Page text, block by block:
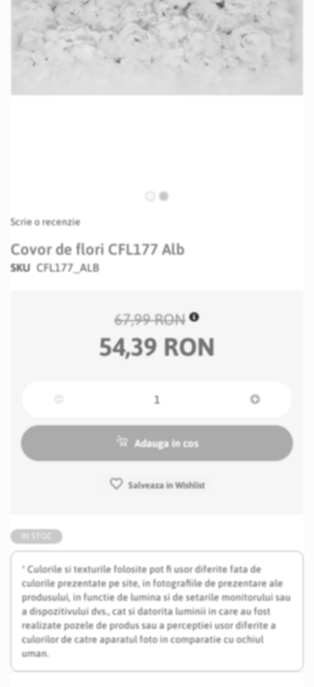
to
beginning
of
Scrie o recenzie
Covor de flori CFL177 Alb
SKU CFL177_ALB
* Culorile si texturile folosite pot fi usor diferite fata de
culorile prezentate pe site, in fotografiile de prezentare ale
produsului, in functie de lumina si de setarile monitorului sau
a dispozitivului dvs., cat si datorita luminii in care au fost
realizate pozele de produs sau a perceptiei usor diferite a
culorilor de catre aparatul foto in comparatie cu ochiul
uman.
67,99 RON
54,39 RON
Adauga in cos
Salveaza in Wishlist